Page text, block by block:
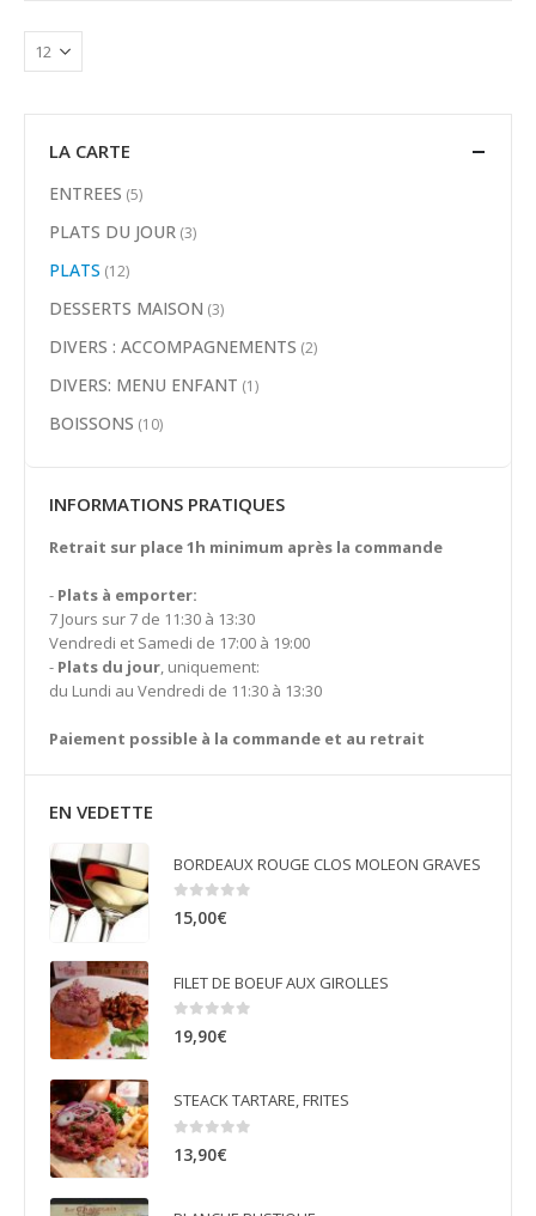
LA CARTE
ENTREES (5)
PLATS DU JOUR (3)
PLATS (12)
DESSERTS MAISON (3)
DIVERS : ACCOMPAGNEMENTS (2)
DIVERS: MENU ENFANT (1)
BOISSONS (10)
INFORMATIONS PRATIQUES
Retrait sur place 1h minimum après la commande
- Plats à emporter:
7 Jours sur 7 de 11:30 à 13:30
Vendredi et Samedi de 17:00 à 19:00
- Plats du jour , uniquement:
du Lundi au Vendredi de 11:30 à 13:30
Paiement possible à la commande et au retrait
EN VEDETTE
BORDEAUX ROUGE CLOS MOLEON GRAVES
0 sur 5
15,00€
FILET DE BOEUF AUX GIROLLES
0 sur 5
19,90€
STEACK TARTARE, FRITES
0 sur 5
13,90€